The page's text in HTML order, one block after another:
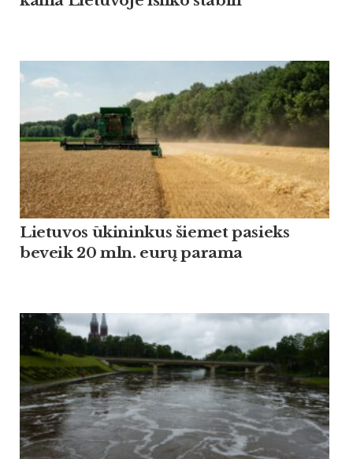
Lietuvos ūkininkus šiemet pasieks
beveik 20 mln. eurų parama